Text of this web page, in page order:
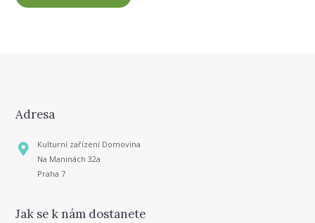
Adresa
Kulturní zařízení Domovina
Na Maninách 32a
Praha 7
Jak se k nám dostanete